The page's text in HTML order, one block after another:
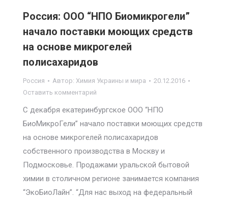
Россия: ООО “НПО Биомикрогели”
начало поставки моющих средств
на основе микрогелей
полисахаридов
Россия Автор: Химия Украины и мира
20.12.2016
Оставить комментарий
С декабря екатеринбургское ООО “НПО
БиоМикроГели” начало поставки моющих средств
на основе микрогелей полисахаридов
собственного производства в Москву и
Подмосковье. Продажами уральской бытовой
химии в столичном регионе занимается компания
“ЭкоБиоЛайн”. “Для нас выход на федеральный